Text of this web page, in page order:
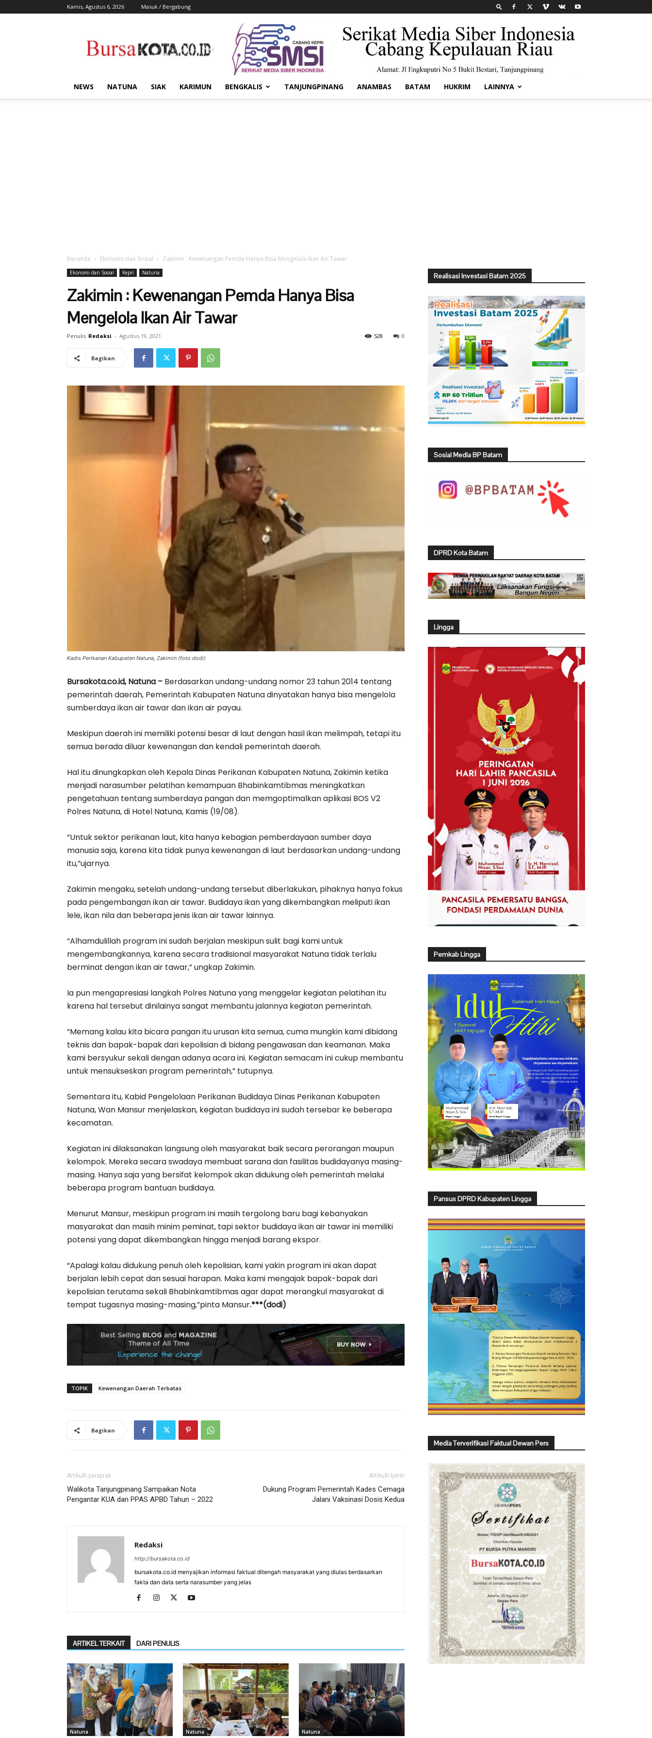
Kamis, Agustus 6, 2026 Masuk / Bergabung
Kota
NEWS NATUNA SIAK KARIMUN BENGKALIS TANJUNGPINANG ANAMBAS BATAM HUKRIM LAINNYA
Beranda Ekonomi dan Sosial Zakimin : Kewenangan Pemda Hanya Bisa Mengelola Ikan Air Tawar
Ekonomi dan Sosial Kepri Natuna
Zakimin : Kewenangan Pemda Hanya Bisa
Mengelola Ikan Air Tawar
Penulis Redaksi - Agustus 19, 2021 0
528
Bagikan
Kadis Perikanan Kabupaten Natuna, Zakimin (foto dodi)
Bursakota.co.id, Natuna – Berdasarkan undang-undang nomor 23 tahun 2014 tentang
pemerintah daerah, Pemerintah Kabupaten Natuna dinyatakan hanya bisa mengelola
sumberdaya ikan air tawar dan ikan air payau.
Meskipun daerah ini memiliki potensi besar di laut dengan hasil ikan melimpah, tetapi itu
semua berada diluar kewenangan dan kendali pemerintah daerah.
Hal itu dinungkapkan oleh Kepala Dinas Perikanan Kabupaten Natuna, Zakimin ketika
menjadi narasumber pelatihan kemampuan Bhabinkamtibmas meningkatkan
pengetahuan tentang sumberdaya pangan dan memgoptimalkan aplikasi BOS V2
Polres Natuna, di Hotel Natuna, Kamis (19/08).
“Untuk sektor perikanan laut, kita hanya kebagian pemberdayaan sumber daya
manusia saja, karena kita tidak punya kewenangan di laut berdasarkan undang-undang
itu,”ujarnya.
Zakimin mengaku, setelah undang-undang tersebut diberlakukan, pihaknya hanya fokus
pada pengembangan ikan air tawar. Budidaya ikan yang dikembangkan meliputi ikan
lele, ikan nila dan beberapa jenis ikan air tawar lainnya.
“Alhamdulillah program ini sudah berjalan meskipun sulit bagi kami untuk
mengembangkannya, karena secara tradisional masyarakat Natuna tidak terlalu
berminat dengan ikan air tawar,” ungkap Zakimin.
Ia pun mengapresiasi langkah Polres Natuna yang menggelar kegiatan pelatihan itu
karena hal tersebut dinilainya sangat membantu jalannya kegiatan pemerintah.
“Memang kalau kita bicara pangan itu urusan kita semua, cuma mungkin kami dibidang
teknis dan bapak-bapak dari kepolisian di bidang pengawasan dan keamanan. Maka
kami bersyukur sekali dengan adanya acara ini. Kegiatan semacam ini cukup membantu
untuk mensukseskan program pemerintah,” tutupnya.
Sementara itu, Kabid Pengelolaan Perikanan Budidaya Dinas Perikanan Kabupaten
Natuna, Wan Mansur menjelaskan, kegiatan budidaya ini sudah tersebar ke beberapa
kecamatan.
Kegiatan ini dilaksanakan langsung oleh masyarakat baik secara perorangan maupun
kelompok. Mereka secara swadaya membuat sarana dan fasilitas budidayanya masing-
masing. Hanya saja yang bersifat kelompok akan didukung oleh pemerintah melalui
beberapa program bantuan budidaya.
Menurut Mansur, meskipun program ini masih tergolong baru bagi kebanyakan
masyarakat dan masih minim peminat, tapi sektor budidaya ikan air tawar ini memiliki
potensi yang dapat dikembangkan hingga menjadi barang ekspor.
“Apalagi kalau didukung penuh oleh kepolisian, kami yakin program ini akan dapat
berjalan lebih cepat dan sesuai harapan. Maka kami mengajak bapak-bapak dari
kepolisian terutama sekali Bhabinkamtibmas agar dapat merangkul masyarakat di
tempat tugasnya masing-masing,”pinta Mansur.***(dodi)
TOPIK Kewenangan Daerah Terbatas
Bagikan
Artikulli paraprak
Walikota Tanjungpinang Sampaikan Nota
Pengantar KUA dan PPAS APBD Tahun – 2022
Artikulli tjetër
Dukung Program Pemerintah Kades Cemaga
Jalani Vaksinasi Dosis Kedua
Redaksi
http://bursakota.co.id
bursakota.co.id menyajikan informasi faktual ditengah masyarakat yang diulas berdasarkan
fakta dan data serta narasumber yang jelas
ARTIKEL TERKAIT DARI PENULIS
Natuna Natuna Natuna
Realisasi Investasi Batam 2025
Sosial Media BP Batam
DPRD Kota Batam
Lingga
Pemkab Lingga
Pansus DPRD Kabupaten Lingga
Media Terverifikasi Faktual Dewan Pers